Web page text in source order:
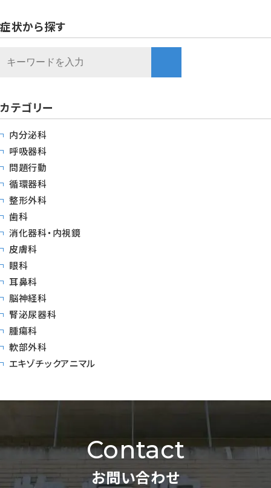
症状から探す
カテゴリー
内分泌科
呼吸器科
問題行動
循環器科
整形外科
歯科
消化器科・内視鏡
皮膚科
眼科
耳鼻科
脳神経科
腎泌尿器科
腫瘍科
軟部外科
エキゾチックアニマル
Contact
お問い合わせ